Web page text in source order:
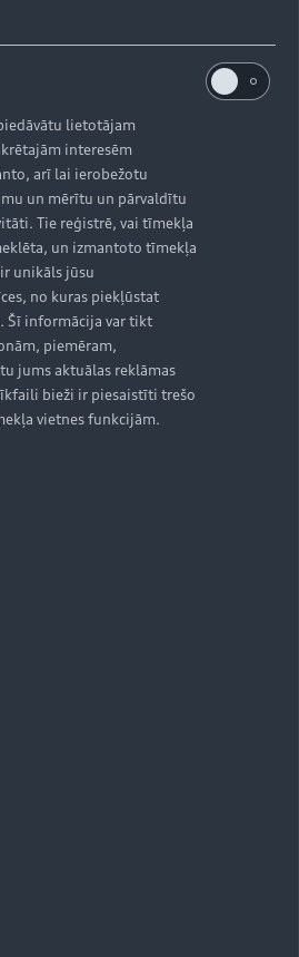
informācijas sistēma ar
ādas/ ādas
priekšā
spogulis bez rāmja ar
lietotājam
interesēm
arī lai ierobežotu
un mērītu un pārvaldītu
Tie reģistrē, vai tīmekļa
un izmantoto tīmekļa
unikāls jūsu
no kuras piekļūstat
Šī informācija var tikt
piemēram,
jums aktuālas reklāmas
bieži ir piesaistīti trešo
vietnes funkcijām.